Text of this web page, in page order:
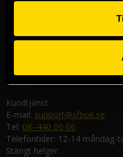
Malmöbutiken
582 19 Linköping
Kundtjänst
E-mail: support@sfbok.se
Tel: 08–440 00 66
Telefontider: 12-14 måndag-
Stängt helger